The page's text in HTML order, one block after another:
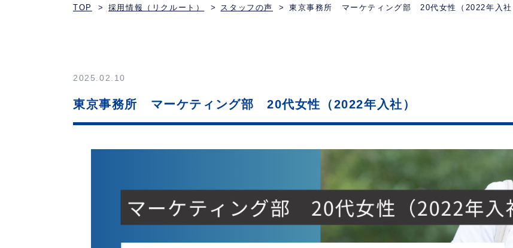
TOP 採用情報（リクルート） スタッフの声 東京事務所 マーケティング部 20代女性（2022年入社
2025.02.10
東京事務所 マーケティング部 20代女性（2022年入社）